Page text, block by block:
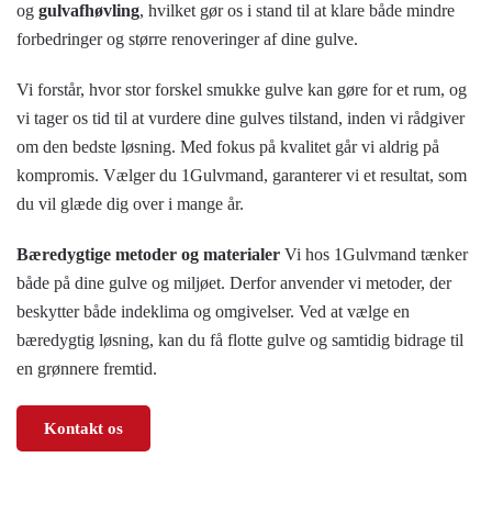
og gulvafhøvling, hvilket gør os i stand til at klare både mindre
forbedringer og større renoveringer af dine gulve.
Vi forstår, hvor stor forskel smukke gulve kan gøre for et rum, og
vi tager os tid til at vurdere dine gulves tilstand, inden vi rådgiver
om den bedste løsning. Med fokus på kvalitet går vi aldrig på
kompromis. Vælger du 1Gulvmand, garanterer vi et resultat, som
du vil glæde dig over i mange år.
Bæredygtige metoder og materialer Vi hos 1Gulvmand tænker
både på dine gulve og miljøet. Derfor anvender vi metoder, der
beskytter både indeklima og omgivelser. Ved at vælge en
bæredygtig løsning, kan du få flotte gulve og samtidig bidrage til
en grønnere fremtid.
Kontakt os